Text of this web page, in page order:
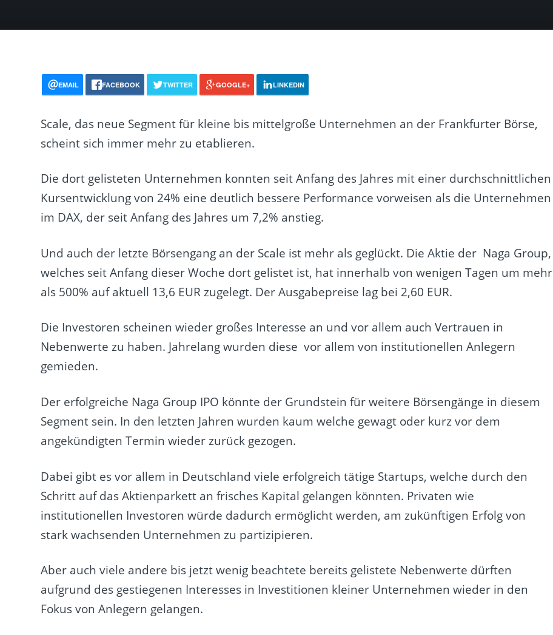
EMAIL FACEBOOK TWITTER GOOGLE+ LINKEDIN
Scale, das neue Segment für kleine bis mittelgroße Unternehmen an der Frankfurter Börse,
scheint sich immer mehr zu etablieren.
Die dort gelisteten Unternehmen konnten seit Anfang des Jahres mit einer durchschnittlichen
Kursentwicklung von 24% eine deutlich bessere Performance vorweisen als die Unternehmen
im DAX, der seit Anfang des Jahres um 7,2% anstieg.
Und auch der letzte Börsengang an der Scale ist mehr als geglückt. Die Aktie der Naga Group,
welches seit Anfang dieser Woche dort gelistet ist, hat innerhalb von wenigen Tagen um mehr
als 500% auf aktuell 13,6 EUR zugelegt. Der Ausgabepreise lag bei 2,60 EUR.
Die Investoren scheinen wieder großes Interesse an und vor allem auch Vertrauen in
Nebenwerte zu haben. Jahrelang wurden diese vor allem von institutionellen Anlegern
gemieden.
Der erfolgreiche Naga Group IPO könnte der Grundstein für weitere Börsengänge in diesem
Segment sein. In den letzten Jahren wurden kaum welche gewagt oder kurz vor dem
angekündigten Termin wieder zurück gezogen.
Dabei gibt es vor allem in Deutschland viele erfolgreich tätige Startups, welche durch den
Schritt auf das Aktienparkett an frisches Kapital gelangen könnten. Privaten wie
institutionellen Investoren würde dadurch ermöglicht werden, am zukünftigen Erfolg von
stark wachsenden Unternehmen zu partizipieren.
Aber auch viele andere bis jetzt wenig beachtete bereits gelistete Nebenwerte dürften
aufgrund des gestiegenen Interesses in Investitionen kleiner Unternehmen wieder in den
Fokus von Anlegern gelangen.